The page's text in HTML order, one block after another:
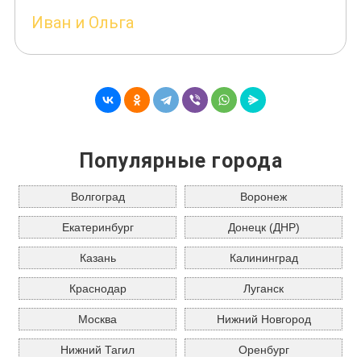
Иван и Ольга
Популярные города
Волгоград Воронеж
Екатеринбург Донецк (ДНР)
Казань Калининград
Краснодар Луганск
Москва Нижний Новгород
Нижний Тагил Оренбург